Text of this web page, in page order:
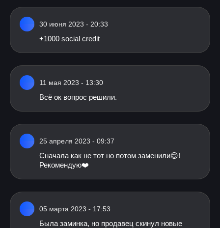
30 июня 2023 - 20:33
+1000 social credit
11 мая 2023 - 13:30
Всё ок вопрос решили.
25 апреля 2023 - 09:37
Сначала как не тот но потом заменили😊!
Рекомендую❤️
05 марта 2023 - 17:53
Была заминка, но продавец скинул новые